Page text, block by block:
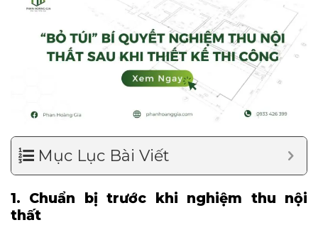
Mục Lục Bài Viết
1. Chuẩn bị trước khi nghiệm thu nội
thất